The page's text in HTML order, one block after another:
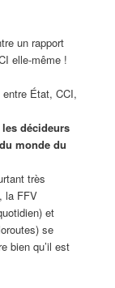
un rapport
elle-même !
État, CCI,
décideurs
monde du
très
la FFV
et
se
bien qu’il est